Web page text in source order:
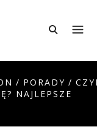
/ PORADY /
NAJLEPSZE